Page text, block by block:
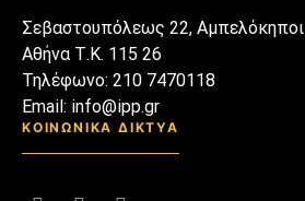
Σεβαστουπόλεως 22, Αμπελόκηποι
Αθήνα Τ.Κ. 115 26
Τηλέφωνο: 210 7470118
Email: info@ipp.gr
ΚΟΙΝΩΝΙΚΑ ΔΙΚΤΥΑ